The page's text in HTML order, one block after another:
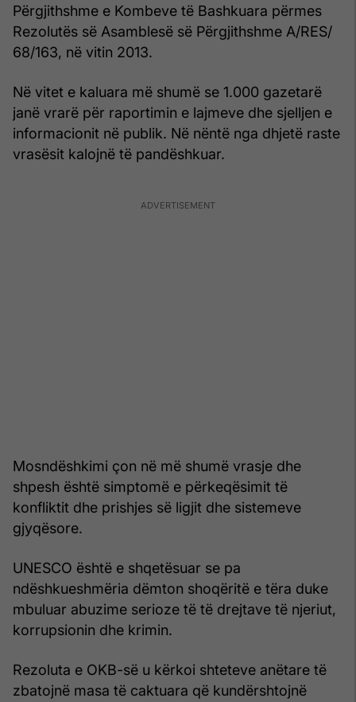
Përgjithshme e Kombeve të Bashkuara përmes
Rezolutës së Asamblesë së Përgjithshme A/RES/
68/163, në vitin 2013.
Në vitet e kaluara më shumë se 1.000 gazetarë
janë vrarë për raportimin e lajmeve dhe sjelljen e
informacionit në publik. Në nëntë nga dhjetë raste
vrasësit kalojnë të pandëshkuar.
Mosndëshkimi çon në më shumë vrasje dhe
shpesh është simptomë e përkeqësimit të
konfliktit dhe prishjes së ligjit dhe sistemeve
gjyqësore.
UNESCO është e shqetësuar se pa
ndëshkueshmëria dëmton shoqëritë e tëra duke
mbuluar abuzime serioze të të drejtave të njeriut,
korrupsionin dhe krimin.
Rezoluta e OKB-së u kërkoi shteteve anëtare të
zbatojnë masa të caktuara që kundërshtojnë